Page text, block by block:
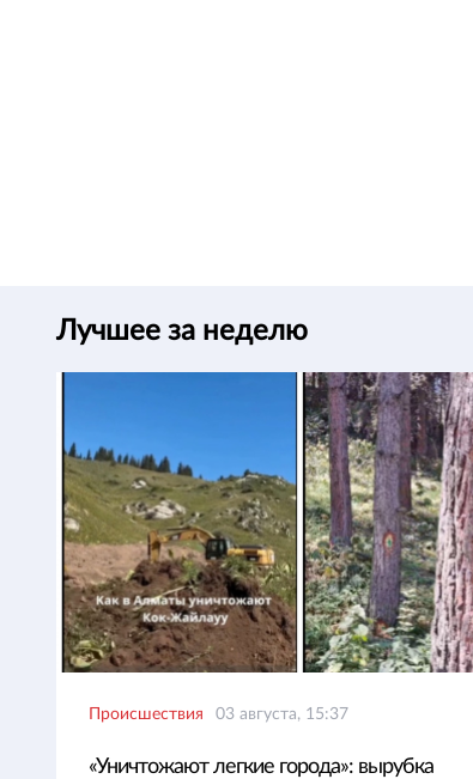
Лучшее за неделю
Происшествия 03 августа, 15:37
«Уничтожают легкие города»: вырубка